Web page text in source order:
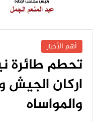
أهم الأخبار
تحطم طائرة
اركان الجيش
والمواساه